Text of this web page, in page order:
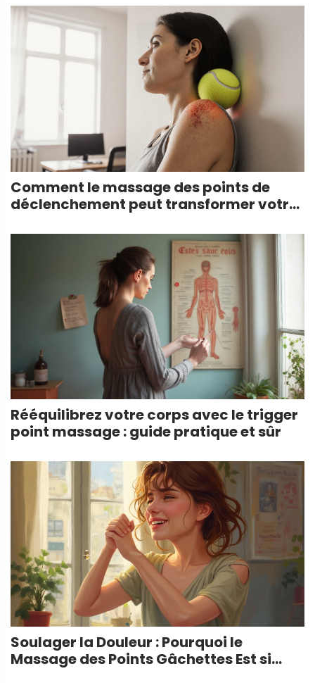
Comment le massage des points de
déclenchement peut transformer votre
Rééquilibrez votre corps avec le trigger
point massage : guide pratique et sûr
Soulager la Douleur : Pourquoi le
Massage des Points Gâchettes Est si